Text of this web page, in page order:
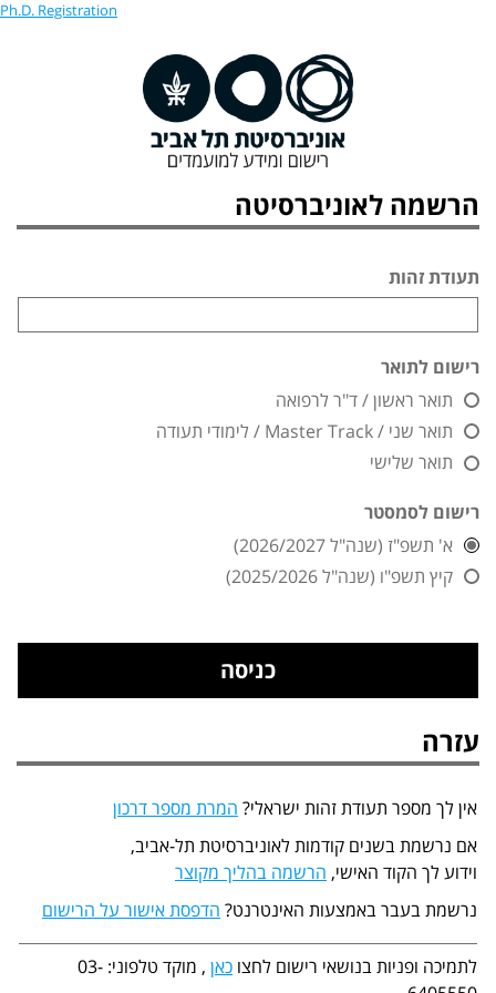
Ph.D. Registration
הרשמה לאוניברסיטה
תעודת זהות
רישום לתואר
תואר ראשון / ד"ר לרפואה
תואר שני / Master Track / לימודי תעודה
תואר שלישי
רישום לסמסטר
א' תשפ"ז (שנה"ל 2026/2027)
קיץ תשפ"ו (שנה"ל 2025/2026)
עזרה
אין לך מספר תעודת זהות ישראלי? המרת מספר דרכון
אם נרשמת בשנים קודמות לאוניברסיטת תל-אביב,
וידוע לך הקוד האישי, הרשמה בהליך מקוצר
נרשמת בעבר באמצעות האינטרנט? הדפסת אישור על הרישום
לתמיכה ופניות בנושאי רישום לחצו כאן
, מוקד טלפוני: 03-